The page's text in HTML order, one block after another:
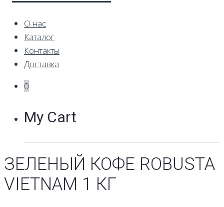
О нас
Каталог
Контакты
Доставка
0
My Cart
ЗЕЛЕНЫЙ КОФЕ ROBUSTA
VIETNAM 1 КГ